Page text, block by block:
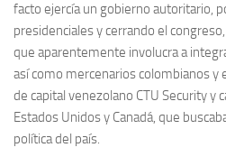
facto ejercía un gobierno autoritario,
presidenciales y cerrando el
que aparentemente involucra a
así como mercenarios colombianos y
de capital venezolano CTU Security y
Estados Unidos y Canadá, que
política del país.